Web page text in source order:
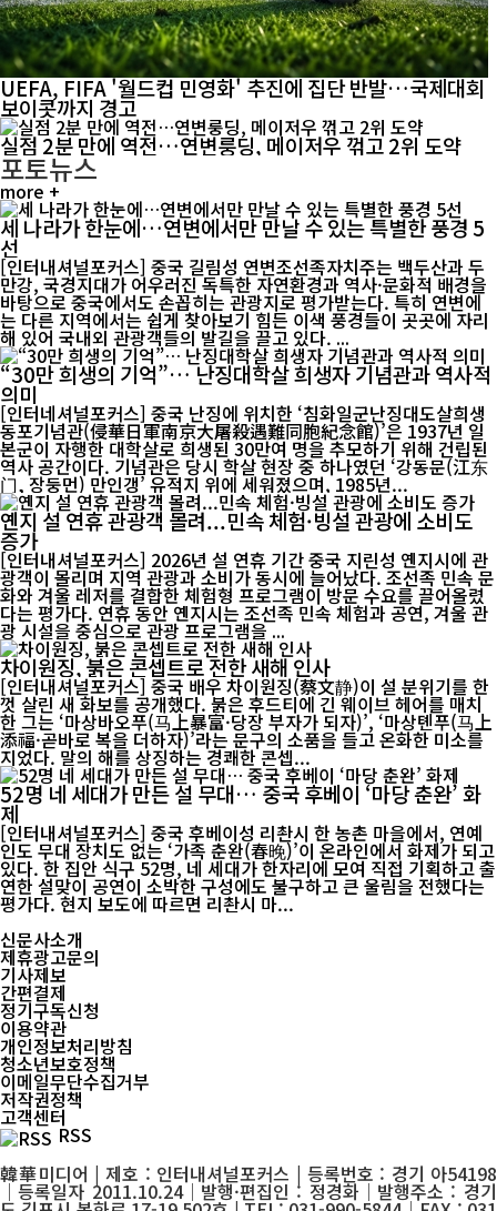
UEFA, FIFA '월드컵 민영화' 추진에 집단 반발…국제대회
보이콧까지 경고
실점 2분 만에 역전…연변룽딩, 메이저우 꺾고 2위 도약
포토뉴스
more +
세 나라가 한눈에…연변에서만 만날 수 있는 특별한 풍경 5
선
[인터내셔널포커스] 중국 길림성 연변조선족자치주는 백두산과 두
만강, 국경지대가 어우러진 독특한 자연환경과 역사·문화적 배경을
바탕으로 중국에서도 손꼽히는 관광지로 평가받는다. 특히 연변에
는 다른 지역에서는 쉽게 찾아보기 힘든 이색 풍경들이 곳곳에 자리
해 있어 국내외 관광객들의 발길을 끌고 있다. ...
“30만 희생의 기억”… 난징대학살 희생자 기념관과 역사적
의미
[인터네셔널포커스] 중국 난징에 위치한 ‘침화일군난징대도살희생
동포기념관(侵華日軍南京大屠殺遇難同胞紀念館)’은 1937년 일
본군이 자행한 대학살로 희생된 30만여 명을 추모하기 위해 건립된
역사 공간이다. 기념관은 당시 학살 현장 중 하나였던 ‘강동문(江东
门, 장둥먼) 만인갱’ 유적지 위에 세워졌으며, 1985년...
옌지 설 연휴 관광객 몰려...민속 체험·빙설 관광에 소비도
증가
[인터내셔널포커스] 2026년 설 연휴 기간 중국 지린성 옌지시에 관
광객이 몰리며 지역 관광과 소비가 동시에 늘어났다. 조선족 민속 문
화와 겨울 레저를 결합한 체험형 프로그램이 방문 수요를 끌어올렸
다는 평가다. 연휴 동안 옌지시는 조선족 민속 체험과 공연, 겨울 관
광 시설을 중심으로 관광 프로그램을 ...
차이원징, 붉은 콘셉트로 전한 새해 인사
[인터내셔널포커스] 중국 배우 차이원징(蔡文静)이 설 분위기를 한
껏 살린 새 화보를 공개했다. 붉은 후드티에 긴 웨이브 헤어를 매치
한 그는 ‘마상바오푸(马上暴富·당장 부자가 되자)’, ‘마상톈푸(马上
添福·곧바로 복을 더하자)’라는 문구의 소품을 들고 온화한 미소를
지었다. 말의 해를 상징하는 경쾌한 콘셉...
52명 네 세대가 만든 설 무대… 중국 후베이 ‘마당 춘완’ 화
제
[인터내셔널포커스] 중국 후베이성 리촨시 한 농촌 마을에서, 연예
인도 무대 장치도 없는 ‘가족 춘완(春晚)’이 온라인에서 화제가 되고
있다. 한 집안 식구 52명, 네 세대가 한자리에 모여 직접 기획하고 출
연한 설맞이 공연이 소박한 구성에도 불구하고 큰 울림을 전했다는
평가다. 현지 보도에 따르면 리촨시 마...
신문사소개
제휴광고문의
기사제보
간편결제
정기구독신청
이용약관
개인정보처리방침
청소년보호정책
이메일무단수집거부
저작권정책
고객센터
RSS
韓華미디어 | 제호 : 인터내셔널포커스 | 등록번호 : 경기 아54198
│등록일자 2011.10.24│발행·편집인 : 정경화│발행주소 : 경기